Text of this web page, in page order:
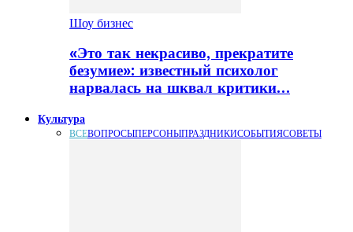
Шоу бизнес
«Это так некрасиво, прекратите
безумие»: известный психолог
нарвалась на шквал критики…
Культура
ВСЕВОПРОСЫПЕРСОНЫПРАЗДНИКИСОБЫТИЯСОВЕТЫ